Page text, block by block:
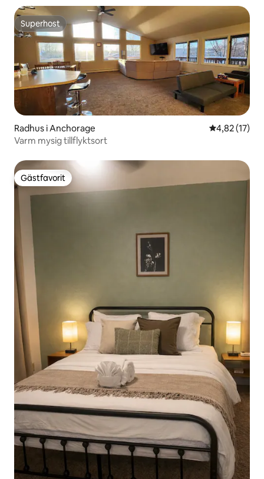
Superhost
Superhost
Radhus i Anchorage 4,82 av 5 i
4,82 (17)
Varm mysig tillflyktsort
Gästfavorit
Gästfavorit